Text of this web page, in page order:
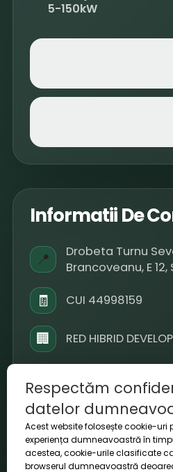
5-150kW
Informatii De
📍
Drobeta Turnu
Brancoveanu, E 12,
🧾 CUI 44998159
🏢 RED HIBRID
✉️ office@voltora.ro
⏱ L-V 09-18 / S 10-14
Respectăm
datelor
Acest website folosește cookie-uri
experiența dumneavoastră în
acestea, cookie-urile clasificate
browserul dumneavoastră